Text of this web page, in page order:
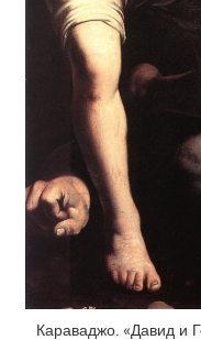
Караваджо. «Давид и